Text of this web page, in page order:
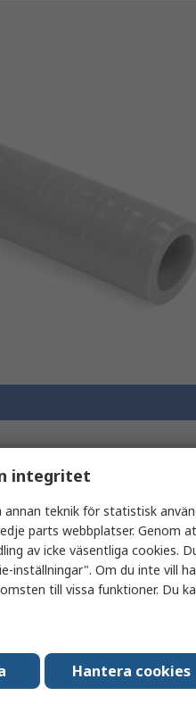
Lagstiftning
och
attribut.
HellermannTyton
integritet
annan teknik för statistisk
parts webbplatser. Genom
av icke väsentliga cookies.
inställningar". Om du inte vill
till vissa funktioner. Du
Hantera cookies